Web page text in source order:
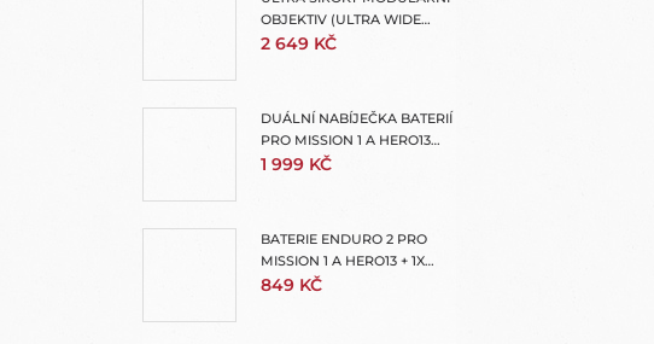
OBJEKTIV (ULTRA WIDE
LENS MOD)
2 649 KČ
DUÁLNÍ NABÍJEČKA BATERIÍ
PRO MISSION 1 A HERO13
(ENDURO 2 DUAL BATTERY
1 999 KČ
BATERIE ENDURO 2 PRO
MISSION 1 A HERO13 + 1X
OCHRANNÝ OBAL NA
849 KČ